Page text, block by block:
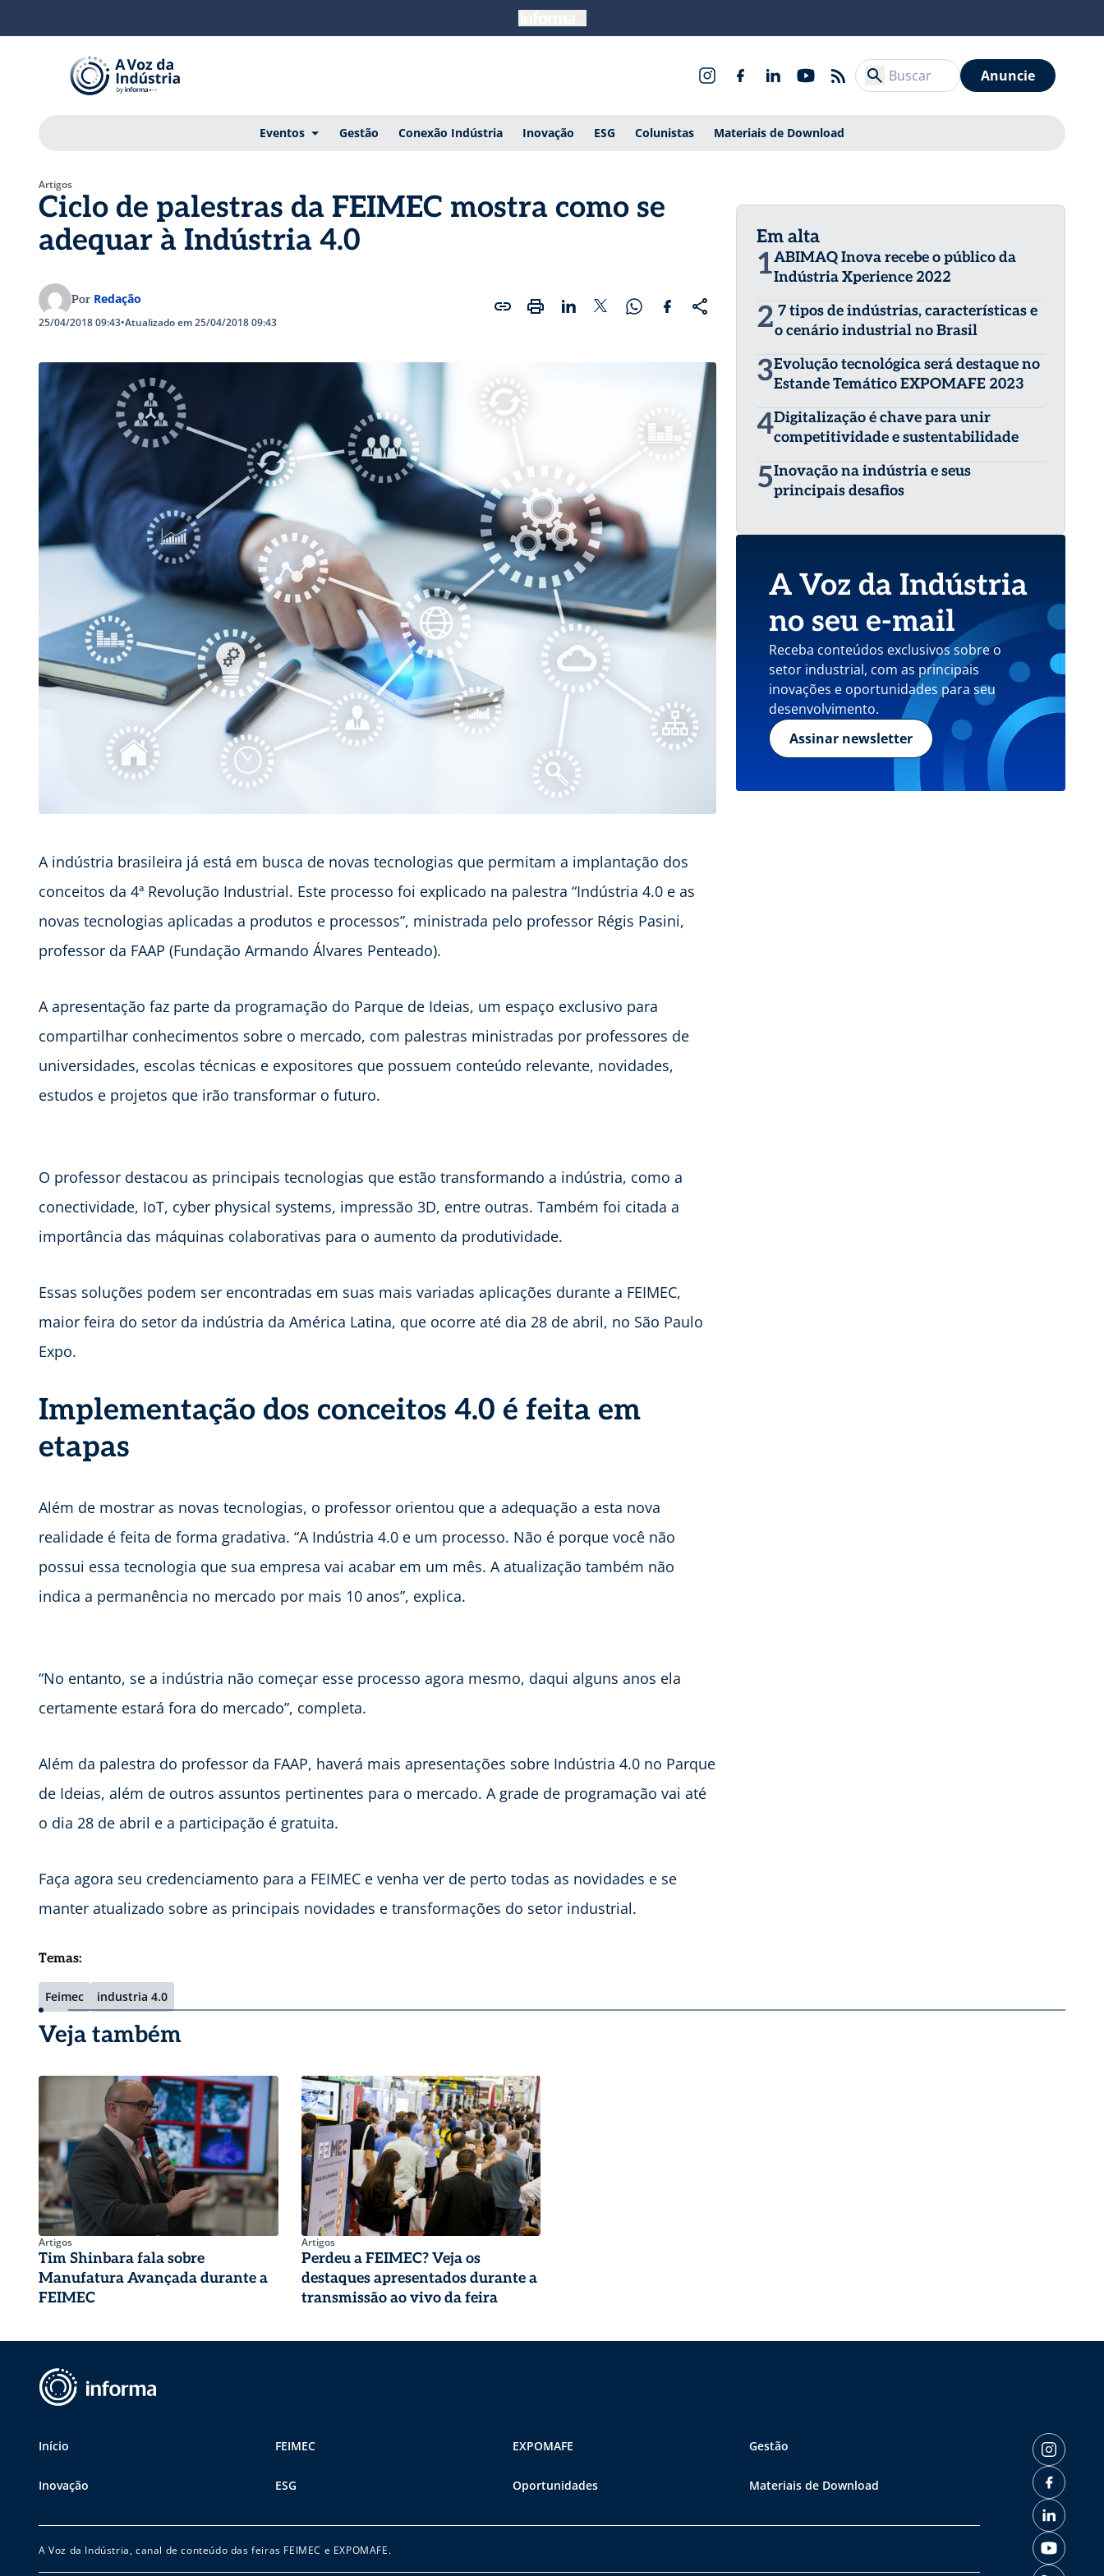
Anuncie
Eventos Gestão Conexão Indústria Inovação ESG Colunistas Materiais de Download
Artigos
Ciclo de palestras da FEIMEC mostra como se
adequar à Indústria 4.0
Por Redação
25/04/2018 09:43•Atualizado em 25/04/2018 09:43
A indústria brasileira já está em busca de novas tecnologias que permitam a implantação dos
conceitos da 4ª Revolução Industrial. Este processo foi explicado na palestra “Indústria 4.0 e as
novas tecnologias aplicadas a produtos e processos”, ministrada pelo professor Régis Pasini,
professor da FAAP (Fundação Armando Álvares Penteado).
A apresentação faz parte da programação do Parque de Ideias, um espaço exclusivo para
compartilhar conhecimentos sobre o mercado, com palestras ministradas por professores de
universidades, escolas técnicas e expositores que possuem conteúdo relevante, novidades,
estudos e projetos que irão transformar o futuro.
O professor destacou as principais tecnologias que estão transformando a indústria, como a
conectividade, IoT, cyber physical systems, impressão 3D, entre outras. Também foi citada a
importância das máquinas colaborativas para o aumento da produtividade.
Essas soluções podem ser encontradas em suas mais variadas aplicações durante a FEIMEC,
maior feira do setor da indústria da América Latina, que ocorre até dia 28 de abril, no São Paulo
Expo.
Implementação dos conceitos 4.0 é feita em
etapas
Além de mostrar as novas tecnologias, o professor orientou que a adequação a esta nova
realidade é feita de forma gradativa. “A Indústria 4.0 e um processo. Não é porque você não
possui essa tecnologia que sua empresa vai acabar em um mês. A atualização também não
indica a permanência no mercado por mais 10 anos”, explica.
“No entanto, se a indústria não começar esse processo agora mesmo, daqui alguns anos ela
certamente estará fora do mercado”, completa.
Além da palestra do professor da FAAP, haverá mais apresentações sobre Indústria 4.0 no Parque
de Ideias, além de outros assuntos pertinentes para o mercado. A grade de programação vai até
o dia 28 de abril e a participação é gratuita.
Faça agora seu credenciamento para a FEIMEC e venha ver de perto todas as novidades e se
manter atualizado sobre as principais novidades e transformações do setor industrial.
Temas:
Feimec industria 4.0
Em alta
1ABIMAQ Inova recebe o público da
Indústria Xperience 2022
2 7 tipos de indústrias, características e
o cenário industrial no Brasil
3Evolução tecnológica será destaque no
Estande Temático EXPOMAFE 2023
4Digitalização é chave para unir
competitividade e sustentabilidade
5Inovação na indústria e seus
principais desafios
A Voz da Indústria
no seu e-mail
Receba conteúdos exclusivos sobre o
setor industrial, com as principais
inovações e oportunidades para seu
desenvolvimento.
Assinar newsletter
Veja também
Artigos
Tim Shinbara fala sobre
Manufatura Avançada durante a
FEIMEC
Artigos
Perdeu a FEIMEC? Veja os
destaques apresentados durante a
transmissão ao vivo da feira
Início FEIMEC EXPOMAFE Gestão
Inovação ESG Oportunidades Materiais de Download
A Voz da Indústria, canal de conteúdo das feiras FEIMEC e EXPOMAFE.